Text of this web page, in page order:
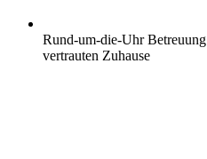
Rund-um-die-Uhr
vertrauten Zuhause